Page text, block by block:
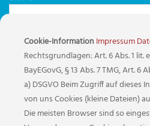
Ihre Nachricht
Cookie-InformationImpressum
Rechtsgrundlagen: Art. 6 Abs. 1 lit. e
BayEGovG, § 13 Abs. 7 TMG, Art. 6
a) DSGVO Beim Zugriff auf dieses
von uns Cookies (kleine Dateien)
Die meisten Browser sind so